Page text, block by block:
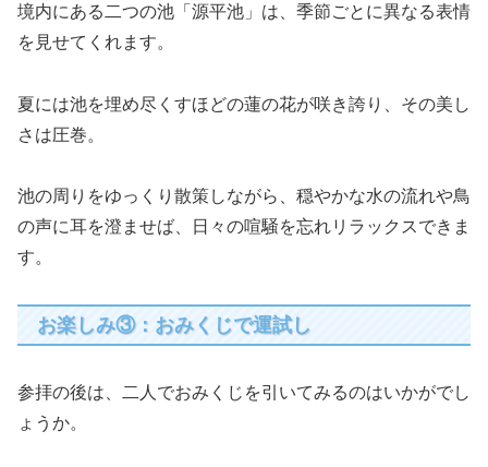
境内にある二つの池「源平池」は、季節ごとに異なる表情
を見せてくれます。
夏には池を埋め尽くすほどの蓮の花が咲き誇り、その美し
さは圧巻。
池の周りをゆっくり散策しながら、穏やかな水の流れや鳥
の声に耳を澄ませば、日々の喧騒を忘れリラックスできま
す。
お楽しみ③：おみくじで運試し
参拝の後は、二人でおみくじを引いてみるのはいかがでし
ょうか。